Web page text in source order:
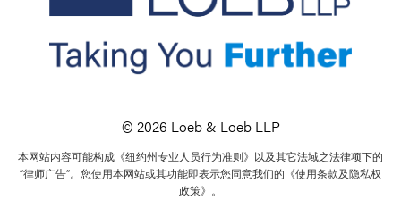
© 2026 Loeb & Loeb LLP
本网站内容可能构成《纽约州专业人员行为准则》以及其它法域之法律项下的
“律师广告”。您使用本网站或其功能即表示您同意我们的《使用条款及隐私权
政策》。